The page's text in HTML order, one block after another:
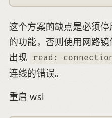
这个方案的缺点是必须
的功能，否则使用网路
出现
read:
连线的错误。
重启 wsl